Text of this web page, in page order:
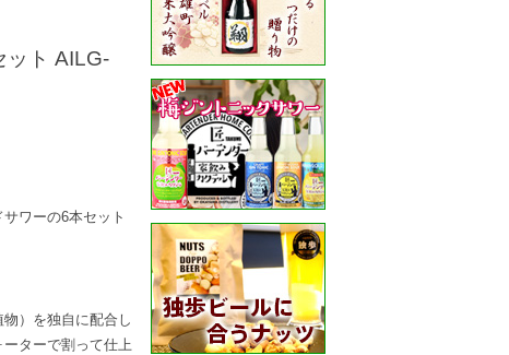
ット AILG-
ワーの6本セット
）を独自に配合し
ターで割って仕上